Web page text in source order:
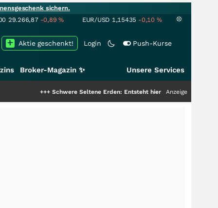
sichern.
29.266,87 -0,89% EUR/USD 1,15435 -0,10 %
Login Push-Kurse
Aktie geschenkt!
Broker-Magazin ✨ Unsere Services
Schwere Seltene Erden: Entsteht hier die nächste Milliardenstory?
Anzeige